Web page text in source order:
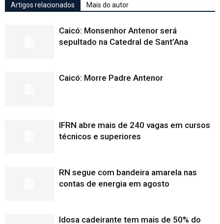
Artigos relacionados Mais do autor
Caicó: Monsenhor Antenor será
sepultado na Catedral de Sant’Ana
Caicó: Morre Padre Antenor
IFRN abre mais de 240 vagas em cursos
técnicos e superiores
RN segue com bandeira amarela nas
contas de energia em agosto
Idosa cadeirante tem mais de 50% do